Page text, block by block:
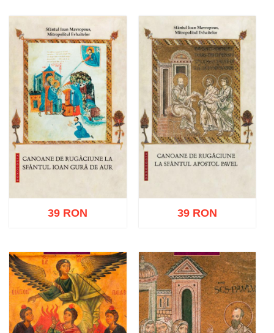
Adaugă în coș Wishlist Adaugă în coș Wishlist
Adaugă în coș Wishlist
39 RON
Adaugă în coș Wishlist
39 RON